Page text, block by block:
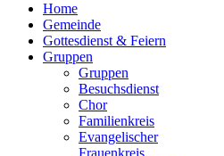
Home
Gemeinde
Gottesdienst & Feiern
Gruppen
Gruppen
Besuchsdienst
Chor
Familienkreis
Evangelischer